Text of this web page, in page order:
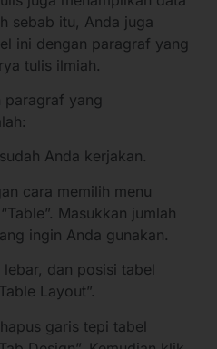
sebab itu, Anda juga
ini dengan paragraf yang
tulis ilmiah.
paragraf yang
Anda kerjakan.
cara memilih menu
Masukkan jumlah
ingin Anda gunakan.
dan posisi tabel
Layout”.
garis tepi tabel